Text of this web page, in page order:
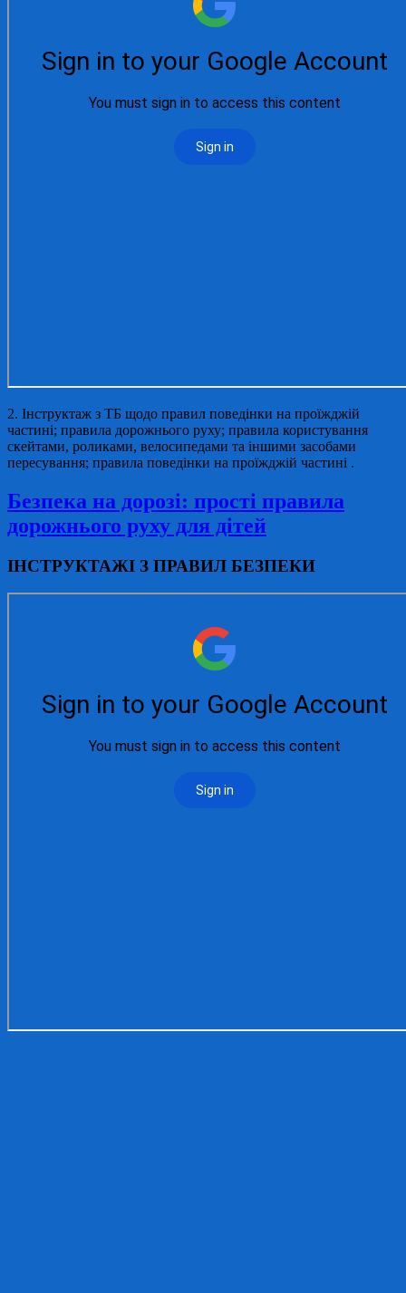
2. Інструктаж з ТБ щодо правил поведінки на проїжджій
частині; правила дорожнього руху; правила користування
скейтами, роликами, велосипедами та іншими засобами
пересування; правила поведінки на проїжджій частині .
Безпека на дорозі: прості правила
дорожнього руху для дітей
ІНСТРУКТАЖІ З ПРАВИЛ БЕЗПЕКИ